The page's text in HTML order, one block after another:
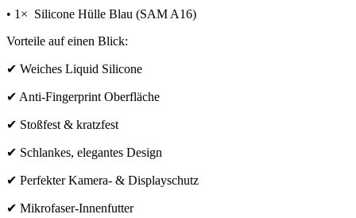
• 1× Silicone Hülle Blau (SAM A16)
Vorteile auf einen Blick:
✔ Weiches Liquid Silicone
✔ Anti-Fingerprint Oberfläche
✔ Stoßfest & kratzfest
✔ Schlankes, elegantes Design
✔ Perfekter Kamera- & Displayschutz
✔ Mikrofaser-Innenfutter